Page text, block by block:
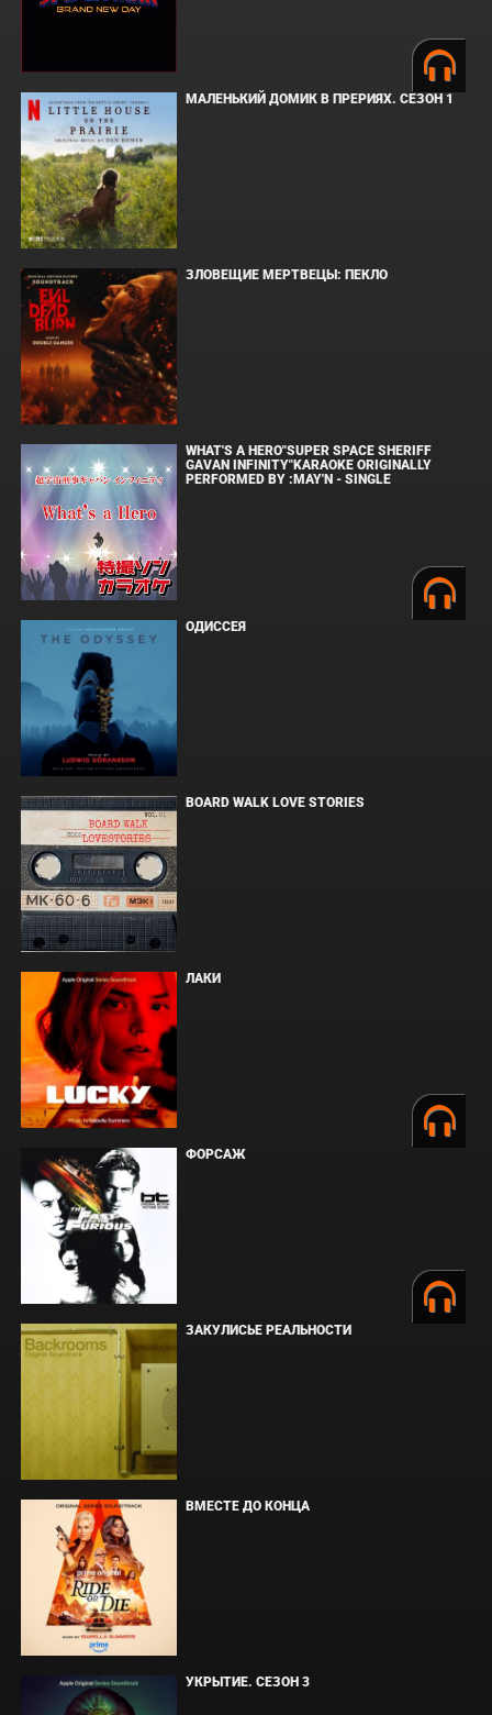
МАЛЕНЬКИЙ ДОМИК В ПРЕРИЯХ. СЕЗОН 1
ЗЛОВЕЩИЕ МЕРТВЕЦЫ: ПЕКЛО
WHAT'S A HERO"SUPER SPACE SHERIFF
GAVAN INFINITY"KARAOKE ORIGINALLY
PERFORMED BY :MAY'N - SINGLE
ОДИССЕЯ
BOARD WALK LOVE STORIES
ЛАКИ
ФОРСАЖ
ЗАКУЛИСЬЕ РЕАЛЬНОСТИ
ВМЕСТЕ ДО КОНЦА
УКРЫТИЕ. СЕЗОН 3